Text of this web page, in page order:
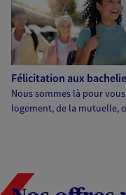
Félicitation aux
Nous sommes là pour
logement, de la mutuelle,